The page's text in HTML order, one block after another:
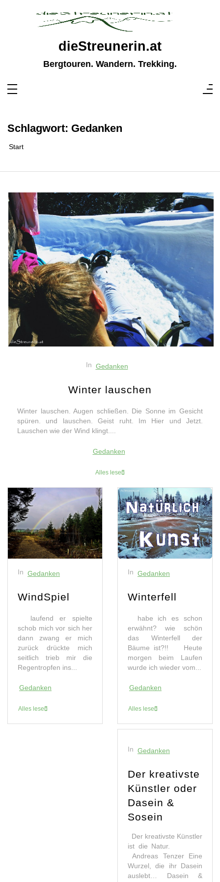
dieStreunerin.at
Bergtouren. Wandern. Trekking.
Schlagwort: Gedanken
Start
In Gedanken
Winter lauschen
Winter lauschen. Augen schließen. Die Sonne im Gesicht
spüren. und lauschen. Geist ruht. Im Hier und Jetzt.
Lauschen wie der Wind klingt....
Gedanken
Alles lesen
In Gedanken
WindSpiel
laufend er spielte
schob mich vor sich her
dann zwang er mich
zurück drückte mich
seitlich trieb mir die
Regentropfen ins...
Gedanken
Alles lesen
In Gedanken
Winterfell
habe ich es schon
erwähnt? wie schön
das Winterfell der
Bäume ist?!! Heute
morgen beim Laufen
wurde ich wieder vom...
Gedanken
Alles lesen
In Gedanken
Der kreativste
Künstler oder
Dasein &
Sosein
Der kreativste Künstler
ist die Natur.
Andreas Tenzer Eine
Wurzel, die ihr Dasein
auslebt… Dasein &